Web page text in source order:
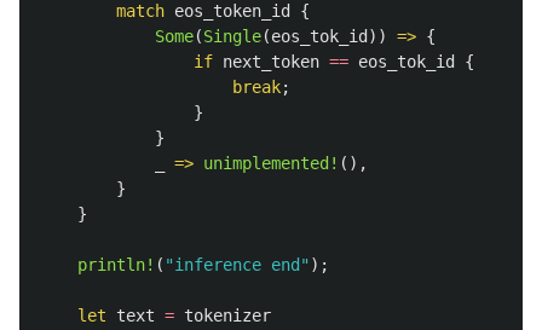
match eos_token_id
{
Some(Single(eos_tok_id )) => {
if next_token == eos_tok_id
{
break;
}
}
=> unimplemented! (),
}
}
println! ( "inference end" );
let text = tokenizer